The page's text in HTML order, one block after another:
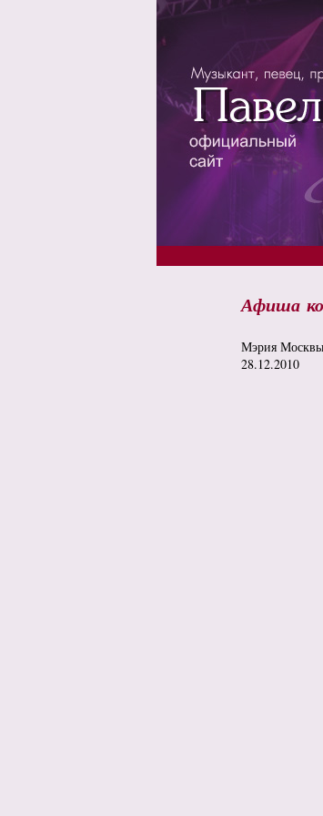
Афиша
Мэрия
28.12.2010